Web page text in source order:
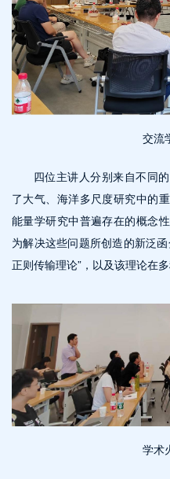
交流
四位主讲人分别来自不同
了大气、海洋多尺度研究中的
能量学研究中普遍存在的概念
为解决这些问题所创造的新泛
正则传输理论”，以及该理论在
学术